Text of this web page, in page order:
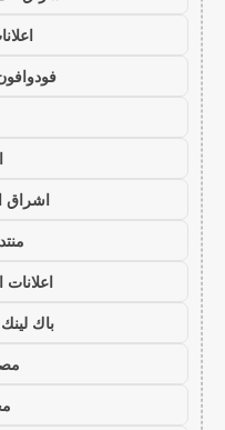
اشراق
اعلانات
باك